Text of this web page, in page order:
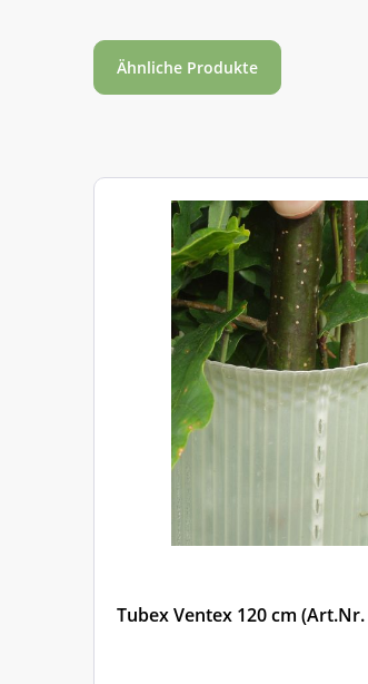
Ähnliche Produkte
Tubex Ventex 120 cm (Art.Nr.